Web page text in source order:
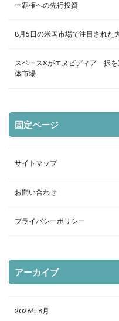
ー覇権への先行投資
8月5日の米国市場で注目された
スペースXがエヌビディア一択
体市場
固定ページ
サイトマップ
お問い合わせ
プライバシーポリシー
アーカイブ
2026年8月